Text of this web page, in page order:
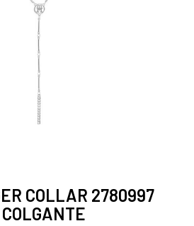
COLLAR 2780997